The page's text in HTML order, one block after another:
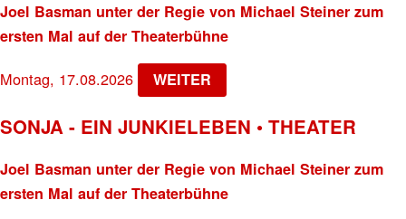
Joel Basman unter der Regie von Michael Steiner zum
ersten Mal auf der Theaterbühne
Montag, 17.08.2026 WEITER
SONJA - EIN JUNKIELEBEN • THEATER
Joel Basman unter der Regie von Michael Steiner zum
ersten Mal auf der Theaterbühne